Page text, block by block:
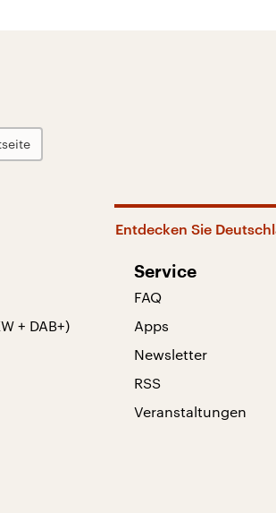
Entdecken Sie
+ DAB+)
Service
FAQ
Apps
Newsletter
RSS
Veranstaltungen